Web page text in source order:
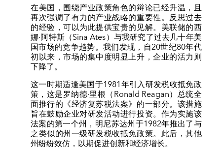
在美国，围绕产业政策角色的辩论已经升温，且
再次强调了有力的产业战略的重要性。反思过去
的经验，可以为此提供宝贵的见解。美联储的西
娜·阿特斯（Sina Ates）与我研究了过去几十年美
国市场的竞争趋势。我们发现，自20世纪80年代
初以来，市场的集中度明显上升，企业的活力则
下降了。
这一时期适逢美国于1981年引入研发税收抵免政
策，这是罗纳德·里根（Ronald Reagan）总统全
面推行的《经济复苏税法案》的一部分。该措施
旨在鼓励企业对研发活动进行投资。作为实施该
法案的第一个州，明尼苏达州于1982年推出了与
之类似的州一级研发税收抵免政策。此后，其他
州纷纷效仿，以期促进创新和经济增长。